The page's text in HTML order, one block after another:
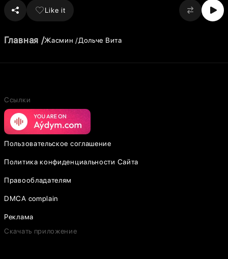
Like it
Главная Жасмин Дольче Вита
Ссылки
Пользовательское соглашение
Политика конфиденциальности Сайта
Правообладателям
DMCA complain
Реклама
Скачать приложение